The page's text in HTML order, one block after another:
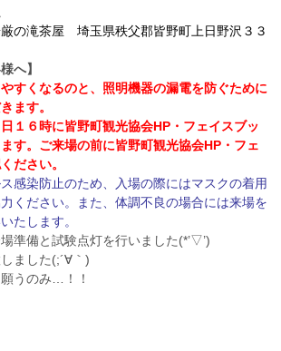
厳の滝茶屋 埼玉県秩父郡皆野町上日野沢３３
へ】
すくなるのと、照明機器の漏電を防ぐために
ます。
１６時に皆野町観光協会HP・フェイスブッ
す。 ご来場の前に皆野町観光協会HP・フェ
ださい。
感染防止のため、入場の際にはマスクの着用
ください。また、体調不良の場合には来場を
たします。
準備と試験点灯を行いました(*’▽’)
ました(;´∀｀)
うのみ…！！